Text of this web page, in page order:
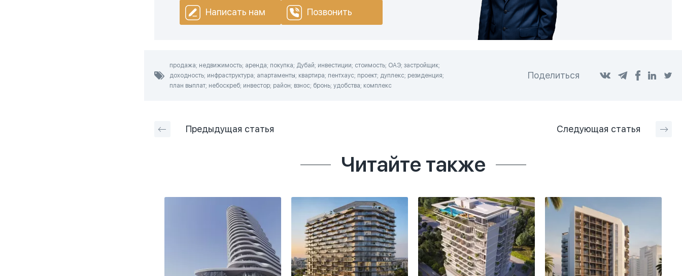
Написать нам Позвонить
продажа; недвижимость; аренда; покупка; Дубай; инвестиции; стоимость; ОАЭ; застройщик;
доходность; инфраструктура; апартаменты; квартира; пентхаус; проект; дуплекс; резиденция;
план выплат; небоскреб; инвестор; район; взнос; бронь; удобства; комплекс
Поделиться
Предыдущая статья Следующая статья
Читайте также